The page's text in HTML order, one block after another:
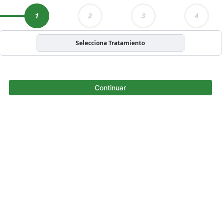
1 2 3 4
Selecciona Tratamiento
Continuar